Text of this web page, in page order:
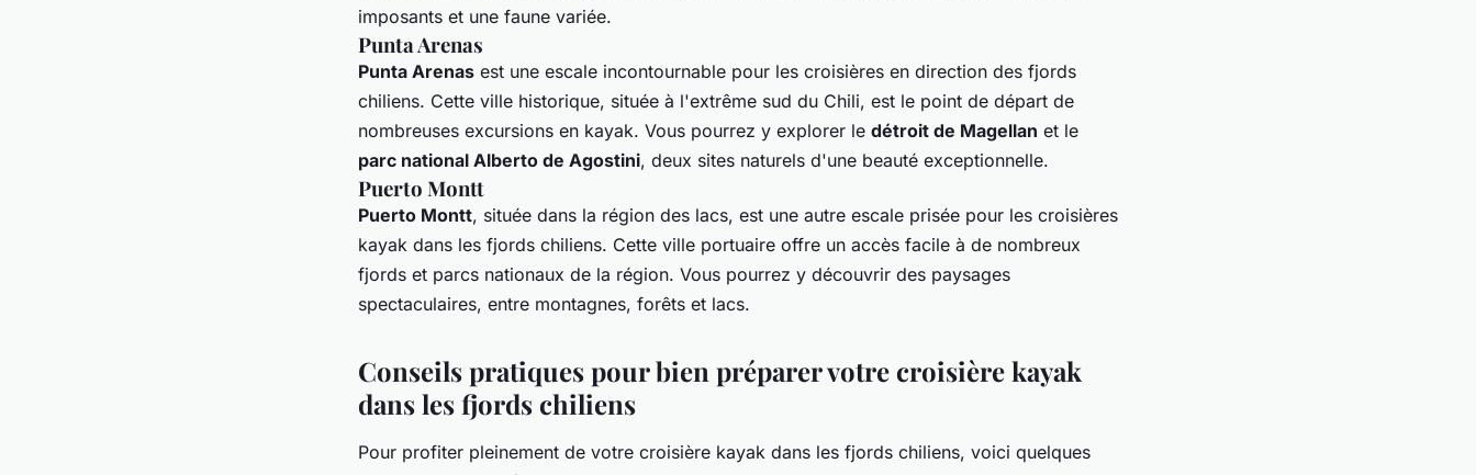
imposants et une faune variée.
Punta Arenas
Punta Arenas est une escale incontournable pour les croisières en direction des fjords
chiliens. Cette ville historique, située à l'extrême sud du Chili, est le point de départ de
nombreuses excursions en kayak. Vous pourrez y explorer le détroit de Magellan et le
parc national Alberto de Agostini, deux sites naturels d'une beauté exceptionnelle.
Puerto Montt
Puerto Montt, située dans la région des lacs, est une autre escale prisée pour les croisières
kayak dans les fjords chiliens. Cette ville portuaire offre un accès facile à de nombreux
fjords et parcs nationaux de la région. Vous pourrez y découvrir des paysages
spectaculaires, entre montagnes, forêts et lacs.
Conseils pratiques pour bien préparer votre croisière kayak
dans les fjords chiliens
Pour profiter pleinement de votre croisière kayak dans les fjords chiliens, voici quelques